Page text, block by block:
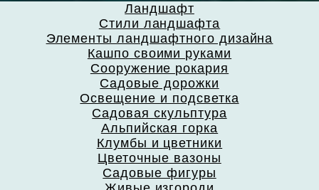
Ландшафт
Стили ландшафта
Элементы ландшафтного дизайна
Кашпо своими руками
Сооружение рокария
Садовые дорожки
Освещение и подсветка
Садовая скульптура
Альпийская горка
Клумбы и цветники
Цветочные вазоны
Садовые фигуры